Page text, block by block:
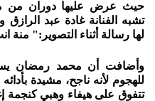
حيث عرض عليها دوران من
تشبه الفنانة غادة عبد الرازق
لها رسالة أثناء التصوير:" منة
وأضافت أن محمد رمضان
للهجوم لأنه ناجح، مشيدة
تتفوق على هيفاء وهبي كنجمة